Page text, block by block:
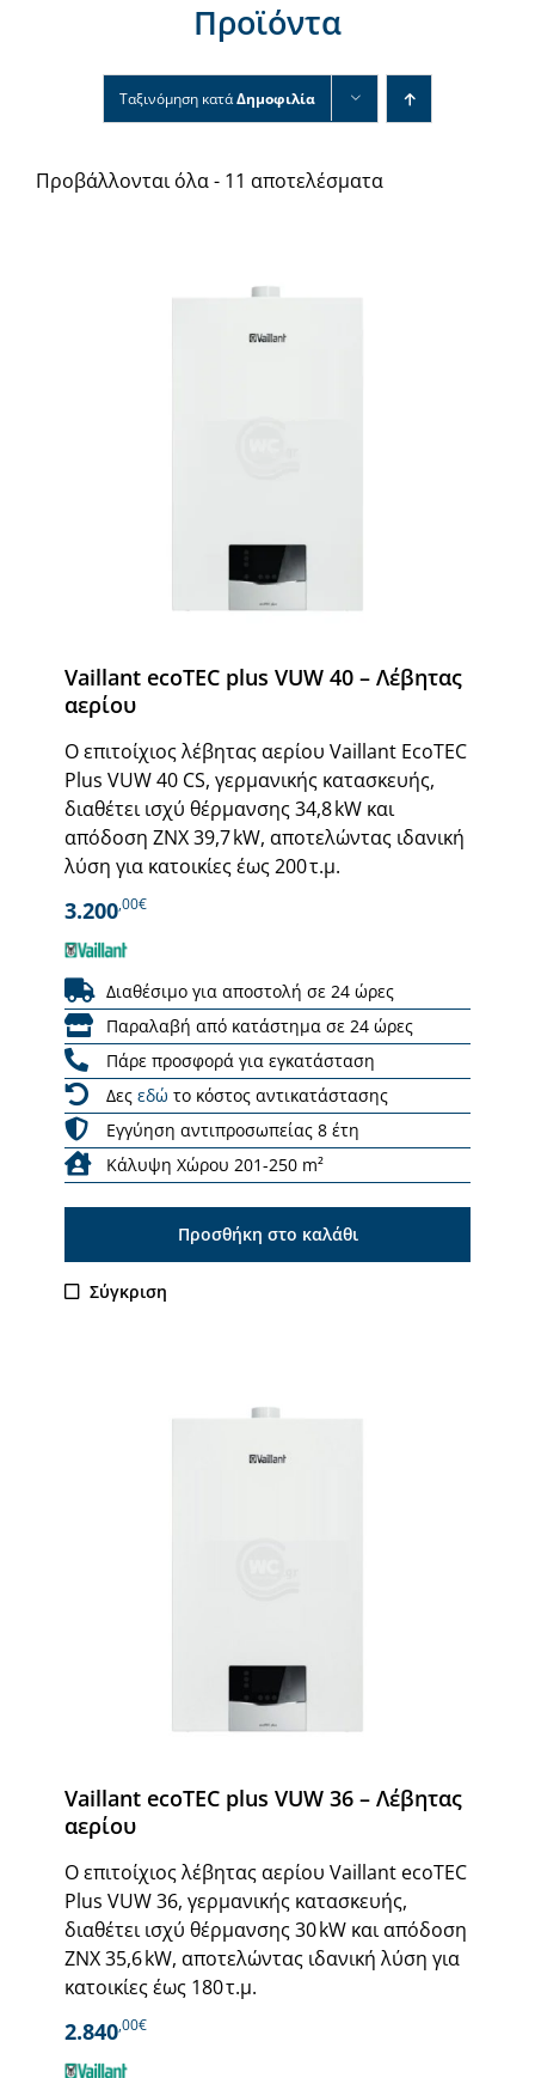
Επικοινωνία
Προϊόντα
Ταξινόμηση κατάΔημοφιλία
Προβάλλονται όλα - 11 αποτελέσματα
Vaillant ecoTEC plus VUW 40 – Λέβητας
αερίου
Ο επιτοίχιος λέβητας αερίου Vaillant EcoTEC
Plus VUW 40 CS, γερμανικής κατασκευής,
διαθέτει ισχύ θέρμανσης 34,8 kW και
απόδοση ΖΝΧ 39,7 kW, αποτελώντας ιδανική
λύση για κατοικίες έως 200 τ.μ.
3.200,00€
Διαθέσιμο για αποστολή σε 24 ώρες
Παραλαβή από κατάστημα σε 24 ώρες
Πάρε προσφορά για εγκατάσταση
Δες εδώ το κόστος αντικατάστασης
Εγγύηση αντιπροσωπείας 8 έτη
Κάλυψη Χώρου 201-250 m²
Προσθήκη στο καλάθι
Σύγκριση
Vaillant ecoTEC plus VUW 36 – Λέβητας
αερίου
Ο επιτοίχιος λέβητας αερίου Vaillant ecoTEC
Plus VUW 36, γερμανικής κατασκευής,
διαθέτει ισχύ θέρμανσης 30 kW και απόδοση
ΖΝΧ 35,6 kW, αποτελώντας ιδανική λύση για
κατοικίες έως 180 τ.μ.
2.840,00€